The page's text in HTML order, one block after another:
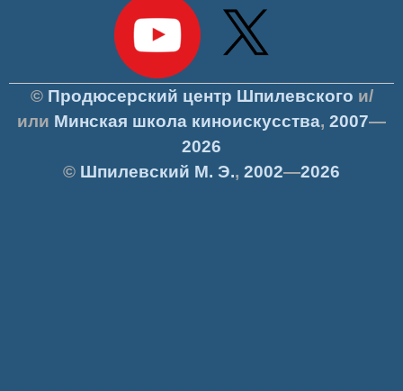
© Продюсерский центр Шпилевского и/
или Минская школа киноискусства, 2007—
2026
© Шпилевский М. Э., 2002—2026